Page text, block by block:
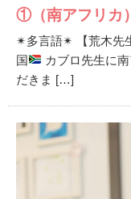
①（南アフリカ）
✴︎多言語✴︎ 【荒木先
国
カブロ先生に
だきま […]